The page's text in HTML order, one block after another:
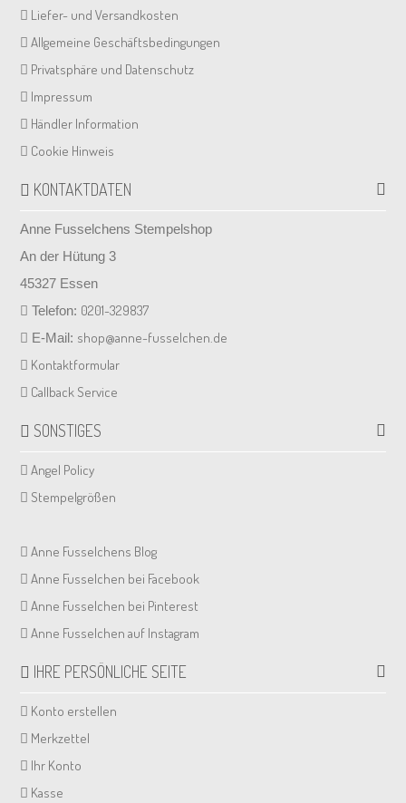
Liefer- und Versandkosten
Allgemeine Geschäftsbedingungen
Privatsphäre und Datenschutz
Impressum
Händler Information
Cookie Hinweis
KONTAKTDATEN
Anne Fusselchens Stempelshop
An der Hütung 3
45327 Essen
Telefon: 0201-329837
E-Mail: shop@anne-fusselchen.de
Kontaktformular
Callback Service
SONSTIGES
Angel Policy
Stempelgrößen
Anne Fusselchens Blog
Anne Fusselchen bei Facebook
Anne Fusselchen bei Pinterest
Anne Fusselchen auf Instagram
IHRE PERSÖNLICHE SEITE
Konto erstellen
Merkzettel
Ihr Konto
Kasse